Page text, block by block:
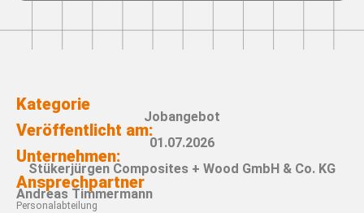
Kategorie
Jobangebot
Veröffentlicht am:
01.07.2026
Unternehmen:
Stükerjürgen Composites + Wood GmbH & Co. KG
Ansprechpartner
Andreas Timmermann
Personalabteilung